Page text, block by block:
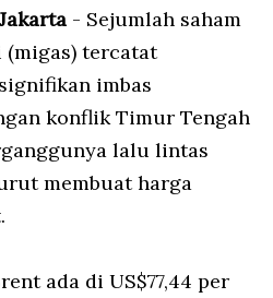
- Sejumlah saham
(migas) tercatat
imbas
konflik Timur Tengah
lalu lintas
membuat harga
ada di US$77,44 per